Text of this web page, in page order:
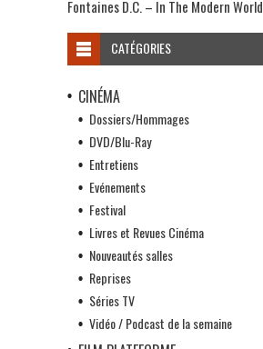
Fontaines D.C. – In The Modern World
CATÉGORIES
CINÉMA
Dossiers/Hommages
DVD/Blu-Ray
Entretiens
Evénements
Festival
Livres et Revues Cinéma
Nouveautés salles
Reprises
Séries TV
Vidéo / Podcast de la semaine